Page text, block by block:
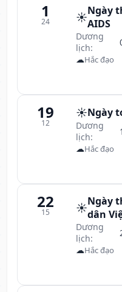
1
24 ☀️Ngày
AIDS
Dương
lịch:
☁Hắc đạo
19
12
☀️Ngày
Dương
lịch:
☁Hắc đạo
22
15 ☀️Ngày
dân
Dương
lịch:
☁Hắc đạo